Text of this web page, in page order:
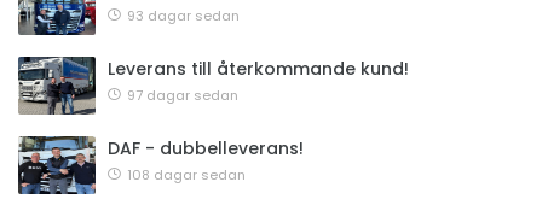
93 dagar sedan
Leverans till återkommande kund!
97 dagar sedan
DAF - dubbelleverans!
108 dagar sedan